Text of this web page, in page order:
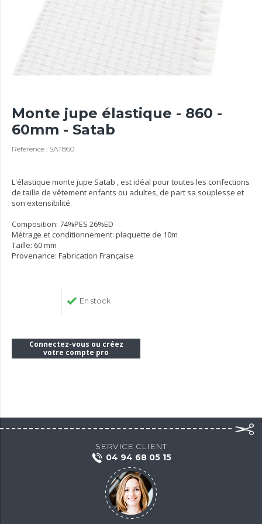
Monte jupe élastique - 860 -
60mm - Satab
Référence : SAT860
L'élastique monte jupe Satab , est idéal pour toutes les confections
de taille de vêtement enfants ou adultes, de part sa souplesse et
son extensibilité.
Composition: 74%PES 26%ED
Métrage et conditionnement: plaquette de 10m
Taille: 60 mm
Provenance: Fabrication Française
En stock
Connectez-vous ou créez
votre compte pro
SERVICE CLIENT
04 94 68 05 15